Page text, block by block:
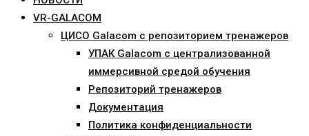
VR-GALACOM
ЦИСО Galacom с репозиторием тренажеров
УПАК Galacom с централизованной
иммерсивной средой обучения
Репозиторий тренажеров
Документация
Политика конфиденциальности